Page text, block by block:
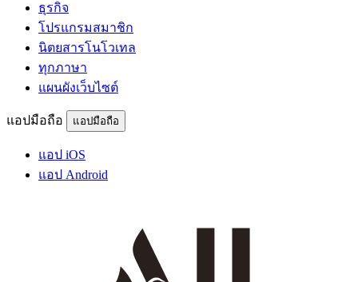
ธุรกิจ
โปรแกรมสมาชิก
นิตยสารโนโวเทล
ทุกภาษา
แผนผังเว็บไซต์
แอปมือถือ แอปมือถือ
แอป iOS
แอป Android